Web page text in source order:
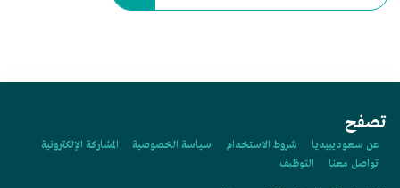
تصفح
عن سعوديبيديا شروط الاستخدام سياسة الخصوصية
المشاركة الإلكترونية
تواصل معنا
التوظيف